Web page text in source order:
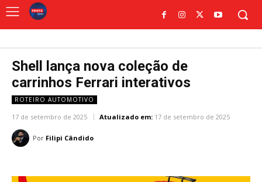
Shell lança nova coleção de
carrinhos Ferrari interativos
ROTEIRO AUTOMOTIVO
17 de setembro de 2025 Atualizado em: 17 de setembro de 2025
Por Filipi Cândido